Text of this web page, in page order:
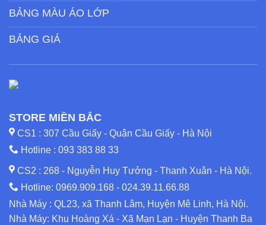
BẢNG MÀU ÁO LỚP
BẢNG GIÁ
STORE MIỀN BẮC
CS1 : 307 Cầu Giấy - Quận Cầu Giấy - Hà Nội
Hotline : 093 383 88 33
CS2 : 268 - Nguyễn Huy Tưởng - Thanh Xuân - Hà Nội.
Hotline: 0969.909.168 - 024.39.11.66.88
Nhà Máy : QL23, xã Thanh Lâm, Huyện Mê Linh, Hà Nội.
Nhà Máy: Khu Hoàng Xá - Xã Mạn Lạn - Huyện Thanh Ba